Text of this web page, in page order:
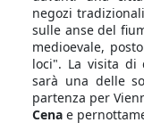
negozi
sulle anse del
medioevale,
loci". La visita di
sarà una delle
partenza per
Cena e